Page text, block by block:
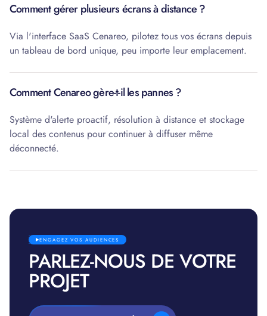
ENGAGEZ VOS AUDIENCES
PARLEZ-NOUS DE VOTRE
PROJET
Comment gérer plusieurs écrans à distance ?
Via l'interface SaaS Cenareo, pilotez tous vos écrans depuis
un tableau de bord unique, peu importe leur emplacement.
Comment Cenareo gère-t-il les pannes ?
Système d'alerte proactif, résolution à distance et stockage
local des contenus pour continuer à diffuser même
déconnecté.